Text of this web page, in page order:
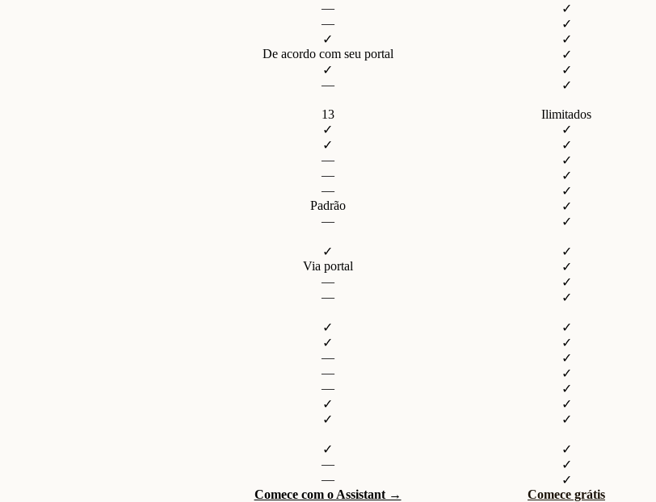
—
✓
—
✓
✓
✓
De acordo com seu portal
✓
✓
✓
—
✓
13
Ilimitados
✓
✓
✓
✓
—
✓
—
✓
—
✓
Padrão
✓
—
✓
✓
✓
Via portal
✓
—
✓
—
✓
✓
✓
✓
✓
—
✓
—
✓
—
✓
✓
✓
✓
✓
✓
✓
—
✓
—
✓
Comece com o Assistant →
Comece grátis